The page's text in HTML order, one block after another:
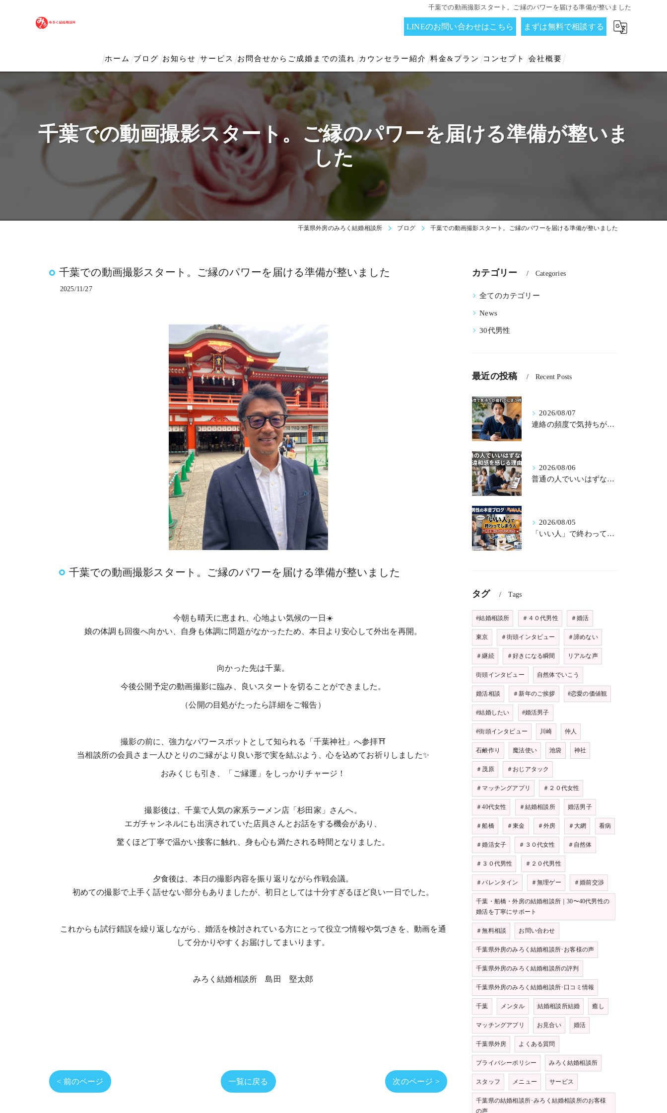
千葉での動画撮影スタート。ご縁のパワーを届ける準備が整いました
LINEのお問い合わせはこちら まずは無料で相談する
ホーム ブログ お知らせ サービス お問合せからご成婚までの流れ カウンセラー紹介 料金&プラン コンセプト 会社概要
千葉での動画撮影スタート。ご縁のパワーを届ける準備が整いま
した
千葉県外房のみろく結婚相談所 ブログ 千葉での動画撮影スタート。ご縁のパワーを届ける準備が整いました
千葉での動画撮影スタート。ご縁のパワーを届ける準備が整いました
2025/11/27
千葉での動画撮影スタート。ご縁のパワーを届ける準備が整いました
今朝も晴天に恵まれ、心地よい気候の一日☀️
娘の体調も回復へ向かい、自身も体調に問題がなかったため、本日より安心して外出を再開。
向かった先は千葉。
今後公開予定の動画撮影に臨み、良いスタートを切ることができました。
（公開の目処がたったら詳細をご報告）
撮影の前に、強力なパワースポットとして知られる「千葉神社」へ参拝⛩️
当相談所の会員さま一人ひとりのご縁がより良い形で実を結ぶよう、心を込めてお祈りしました✨
おみくじも引き、「ご縁運」をしっかりチャージ！
撮影後は、千葉で人気の家系ラーメン店「杉田家」さんへ。
エガチャンネルにも出演されていた店員さんとお話をする機会があり、
驚くほど丁寧で温かい接客に触れ、身も心も満たされる時間となりました。
夕食後は、本日の撮影内容を振り返りながら作戦会議。
初めての撮影で上手く話せない部分もありましたが、初日としては十分すぎるほど良い一日でした。
これからも試行錯誤を繰り返しながら、婚活を検討されている方にとって役立つ情報や気づきを、動画を通
して分かりやすくお届けしてまいります。
みろく結婚相談所 島田 堅太郎
< 前のページ 一覧に戻る 次のページ >
カテゴリー Categories
全てのカテゴリー
News
30代男性
最近の投稿 Recent Posts
2026/08/07
連絡の頻度で気持ちが疲れてしまう時の処方箋
2026/08/06
普通の人でいいはずなのに違和感を感じる理由
2026/08/05
「いい人」で終わってしまう人が無意識にやっていること
タグ Tags
#結婚相談所 ＃４０代男性 ＃婚活
東京 ＃街頭インタビュー ＃諦めない
＃継続 ＃好きになる瞬間 リアルな声
街頭インタビュー 自然体でいこう
婚活相談 ＃新年のご挨拶 #恋愛の価値観
#結婚したい #婚活男子
#街頭インタビュー 川崎 仲人
石鹸作り 魔法使い 池袋 神社
＃茂原 ＃おじアタック
＃マッチングアプリ ＃２０代女性
＃40代女性 ＃結婚相談所 婚活男子
＃船橋 ＃東金 ＃外房 ＃大網 看病
＃婚活女子 ＃３０代女性 ＃自然体
＃３０代男性 ＃２０代男性
＃バレンタイン ＃無理ゲー ＃婚前交渉
千葉・船橋・外房の結婚相談所｜30〜40代男性の
婚活を丁寧にサポート
＃無料相談 お問い合わせ
千葉県外房のみろく結婚相談所･お客様の声
千葉県外房のみろく結婚相談所の評判
千葉県外房のみろく結婚相談所･口コミ情報
千葉 メンタル 結婚相談所結婚 癒し
マッチングアプリ お見合い 婚活
千葉県外房 よくある質問
プライバシーポリシー みろく結婚相談所
スタッフ メニュー サービス
千葉県の結婚相談所･みろく結婚相談所のお客様
の声